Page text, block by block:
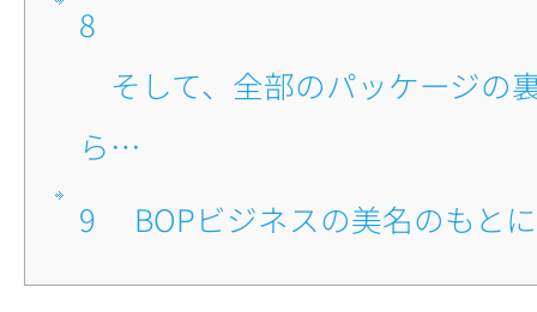
8
ら…
9
■BOPビジネスの美名のもとに